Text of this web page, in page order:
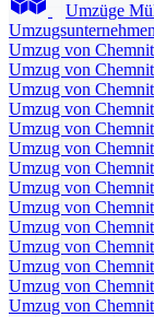
Umzüge
Umzug von
Umzug von
Umzug von
Umzug von
Umzug von
Umzug von
Umzug von
Umzug von
Umzug von
Umzug von
Umzug von
Umzug von
Umzug von
Umzug von